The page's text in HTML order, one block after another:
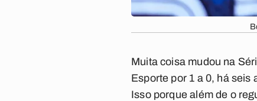
Muita coisa mudou na
Esporte por 1 a 0, há seis
Isso porque além de o